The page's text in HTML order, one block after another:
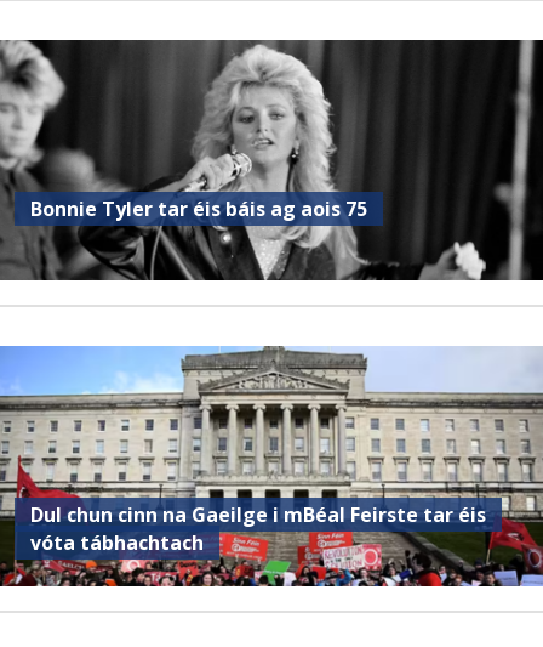
Bonnie Tyler tar éis báis ag aois 75
Dul chun cinn na Gaeilge i mBéal Feirste tar éis
vóta tábhachtach